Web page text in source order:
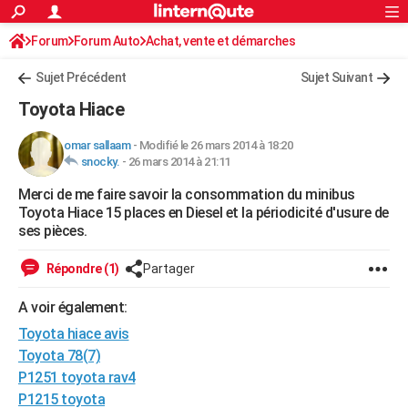
ACTUALITÉS
Politique
Société
Faits Divers
Education
Monde
Villes
+
FINANCE
Retraite
Impôts
Epargne
Immobilier
Risques naturels par ville
Banque
Assurance
Crédit
AUTO
Essais
Réserver un essai
Citadines
Berlines
SUV
Forum auto
+HIGH-TECH
Mobiles
Meilleur smartphone
Internet
Ordinateurs
Jeux vidéo
Guide high-tech
+
Forum
Aménagement intérieur
Extérieur
Cuisine
Salle de bains
Jardinage
Rangement
WEEK-END
Guides de France
Escapades
Patrimoine
Expositions
Musées
Week-end nature
+LIFESTYLE
Art de vivre
Bien-être
Loisirs
Mode
Modes de vie
SANTE
Alimentation
Guide de la santé
Maladies
Médicaments
Sommeil
VOYAGE
S'inscrire
Connexion
Forum Forum Auto Achat, vente et démarches
Avis sur les modèles
Sujet Précédent Sujet Suivant
Toyota Hiace
omar sallaam- Modifié le 26 mars 2014 à 18:20
snocky. - 26 mars 2014 à 21:11
Merci de me faire savoir la consommation du minibus
Toyota Hiace 15 places en Diesel et la périodicité d'usure de
ses pièces.
Répondre (1) Partager
A voir également:
Toyota hiace avis
Toyota 78(7)
P1251 toyota rav4
P1215 toyota